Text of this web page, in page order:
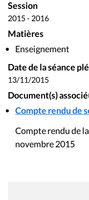
Session
2015 - 2016
Matières
Enseignement
Date de la séance
13/11/2015
Document(s)
Compte rendu de
Compte rendu de
novembre 2015